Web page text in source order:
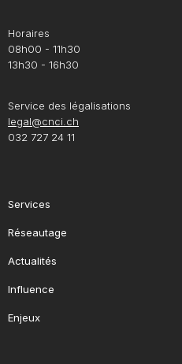
Horaires
08h00 - 11h30
13h30 - 16h30
Service des légalisations
legal@cnci.ch
032 727 24 11
Services
Réseautage
Actualités
Influence
Enjeux